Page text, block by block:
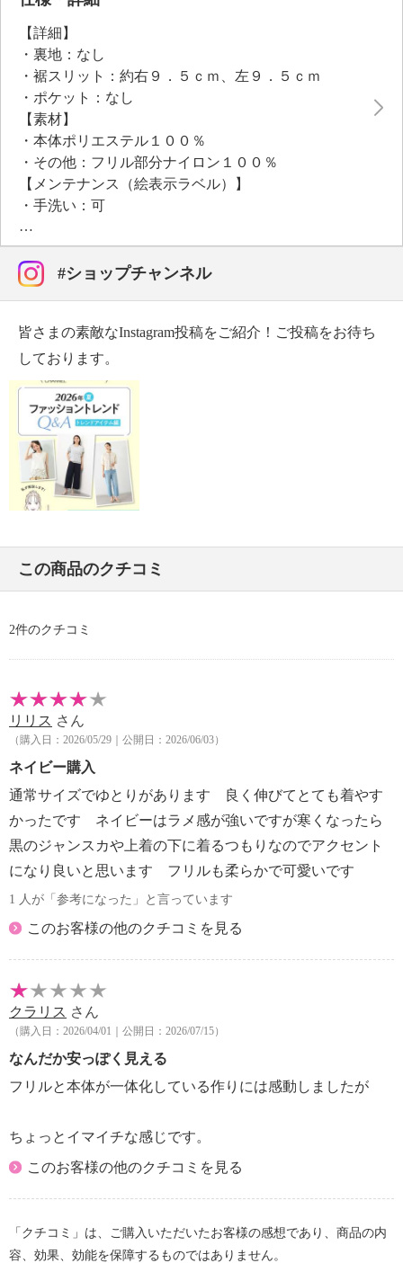
【詳細】
・裏地：なし
・裾スリット：約右９．５ｃｍ、左９．５ｃｍ
・ポケット：なし
【素材】
・本体ポリエステル１００％
・その他：フリル部分ナイロン１００％
【メンテナンス（絵表示ラベル）】
・手洗い：可
・漂白処理：塩素系・酸素系漂白不可
・タンブル乾燥：不可
・自然乾燥：日陰の平干し
・アイロン仕上げ：可（低温）
・ウエットクリーニング：不可
【メンテナンス（ケアラベル）】
・長時間照射による変退色注意
・単品洗い
・水や汗などによる色落ち、色移り注意
・摩擦による色落ち、色移り注意
・毛玉が生じるおそれあり
・ネット使用
・無蛍光洗剤使用
・中国製
※普段と同じサイズをおすすめ
#ショップチャンネル
皆さまの素敵なInstagram投稿をご紹介！ご投稿をお待ち
しております。
この商品のクチコミ
2件のクチコミ
リリス さん
（購入日：2026/05/29｜公開日：2026/06/03）
ネイビー購入
通常サイズでゆとりがあります 良く伸びてとても着やす
かったです ネイビーはラメ感が強いですが寒くなったら
黒のジャンスカや上着の下に着るつもりなのでアクセント
になり良いと思います フリルも柔らかで可愛いです
1 人が「参考になった」と言っています
このお客様の他のクチコミを見る
クラリス さん
（購入日：2026/04/01｜公開日：2026/07/15）
なんだか安っぽく見える
フリルと本体が一体化している作りには感動しましたが
ちょっとイマイチな感じです。
このお客様の他のクチコミを見る
「クチコミ」は、ご購入いただいたお客様の感想であり、商品の内
容、効果、効能を保障するものではありません。